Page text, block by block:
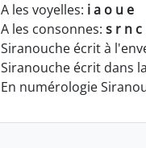
A les voyelles: i a o u e
A les consonnes: s r n c
Siranouche écrit à
Siranouche écrit dans
En numérologie